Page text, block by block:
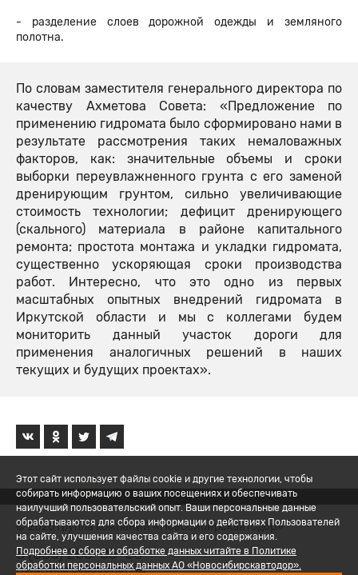
- разделение слоев дорожной одежды и земляного
полотна.
По словам заместителя генерального директора по
качеству Ахметова Совета: «Предложение по
применению гидромата было сформировано нами в
результате рассмотрения таких немаловажных
факторов, как: значительные объемы и сроки
выборки переувлажненного грунта с его заменой
дренирующим грунтом, сильно увеличивающие
стоимость технологии; дефицит дренирующего
(скального) материала в районе капитального
ремонта; простота монтажа и укладки гидромата,
существенно ускоряющая сроки производства
работ. Интересно, что это одно из первых
масштабных опытных внедрений гидромата в
Иркутской области и мы с коллегами будем
мониторить данный участок дороги для
применения аналогичных решений в наших
текущих и будущих проектах».
© 2026 Группа компаний «Новосибирскавтодор»
8 (800) 200-05-06
Политика обработки ПД
Этот сайт использует файлы cookie и другие технологии, чтобы
собирать информацию о ваших посещениях и обеспечивать
наилучший пользовательский опыт. Ваши персональные данные
обрабатываются для сбора информации о действиях Пользователей
на сайте, улучшения качества сайта и его содержания.
Подробнее о сборе и обработке данных читайте в Политике
обработки персональных данных АО «Новосибирскавтодор».